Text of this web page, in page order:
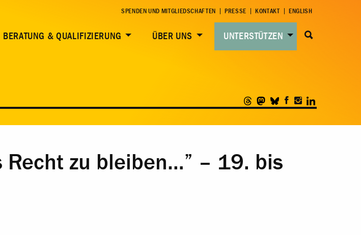
SPENDEN UND MITGLIEDSCHAFTEN PRESSE KONTAKT ENGLISH
BERATUNG & QUALIFIZIERUNG ÜBER UNS UNTERSTÜTZEN
Recht zu bleiben…” – 19. bis